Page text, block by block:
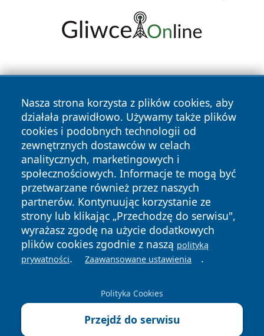
Nasza strona korzysta z plików cookies, aby
działała prawidłowo. Używamy także plików
cookies i podobnych technologii od
zewnętrznych dostawców w celach
analitycznych, marketingowych i
społecznościowych. Informacje te mogą być
przetwarzane również przez naszych
partnerów. Kontynuując korzystanie ze
strony lub klikając „Przechodzę do serwisu",
wyrażasz zgodę na użycie dodatkowych
plików cookies zgodnie z naszą polityką
prywatności. Zaawansowane ustawienia .
Polityka Cookies
Przejdź do serwisu
Copyright © 2026 czestochowanews.pl Wszystkie prawa
zastrzeżone.
News Autorzy
Polityka
Prywatności
Polityka
Cookies
cześć